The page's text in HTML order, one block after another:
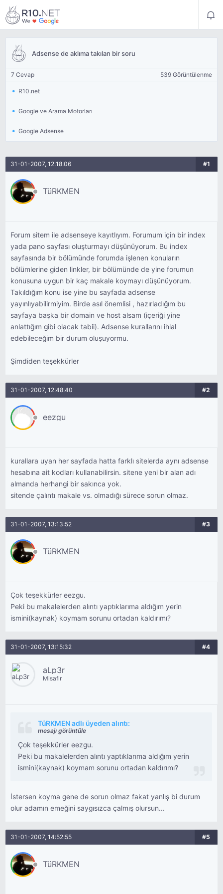
Adsense de aklıma takılan bir soru
7 Cevap 539 Görüntülenme
R10.net
Google ve Arama Motorları
Google Adsense
31-01-2007, 12:18:06 #1
TüRKMEN
Forum sitem ile adsenseye kayıtlıyım. Forumum için bir index
yada pano sayfası oluşturmayı düşünüyorum. Bu index
sayfasında bir bölümünde forumda işlenen konuların
bölümlerine giden linkler, bir bölümünde de yine forumun
konusuna uygun bir kaç makale koymayı düşünüyorum.
Takıldığım konu ise yine bu sayfada adsense
yayınlıyabilirmiyim. Birde asıl önemlisi , hazırladığım bu
sayfaya başka bir domain ve host alsam (içeriği yine
anlattığım gibi olacak tabii). Adsense kurallarını ihlal
edebileceğim bir durum oluşuyormu.
Şimdiden teşekkürler
31-01-2007, 12:48:40 #2
eezgu
kurallara uyan her sayfada hatta farklı sitelerda aynı adsense
hesabına ait kodları kullanabilirsin. sitene yeni bir alan adı
almanda herhangi bir sakınca yok.
sitende çalıntı makale vs. olmadığı sürece sorun olmaz.
31-01-2007, 13:13:52 #3
TüRKMEN
Çok teşekkürler eezgu.
Peki bu makalelerden alıntı yaptıklarıma aldığım yerin
ismini(kaynak) koymam sorunu ortadan kaldırımı?
31-01-2007, 13:15:32 #4
aLp3r
Misafir
TüRKMEN adlı üyeden alıntı:
mesajı görüntüle
Çok teşekkürler eezgu.
Peki bu makalelerden alıntı yaptıklarıma aldığım yerin
ismini(kaynak) koymam sorunu ortadan kaldırımı?
İstersen koyma gene de sorun olmaz fakat yanlış bi durum
olur adamın emeğini saygısızca çalmış olursun...
31-01-2007, 14:52:55 #5
TüRKMEN